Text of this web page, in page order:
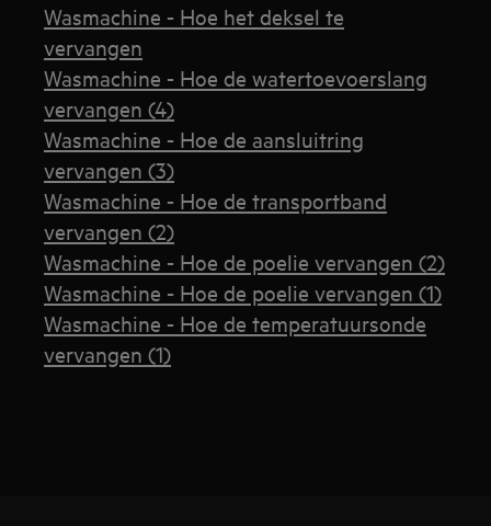
Wasmachine - Hoe het deksel te
vervangen
Wasmachine - Hoe de watertoevoerslang
vervangen (4)
Wasmachine - Hoe de aansluitring
vervangen (3)
Wasmachine - Hoe de transportband
vervangen (2)
Wasmachine - Hoe de poelie vervangen (2)
Wasmachine - Hoe de poelie vervangen (1)
Wasmachine - Hoe de temperatuursonde
vervangen (1)